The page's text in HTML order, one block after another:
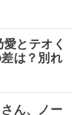
愛とテオく
は？別れ
ん、ノー